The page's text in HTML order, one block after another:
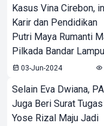
Kasus Vina Cirebon,
Karir dan Pendidikan
Putri Maya Rumanti
Pilkada Bandar
03-Jun-2024
Selain Eva Dwiana,
Juga Beri Surat
Yose Rizal Maju Jadi